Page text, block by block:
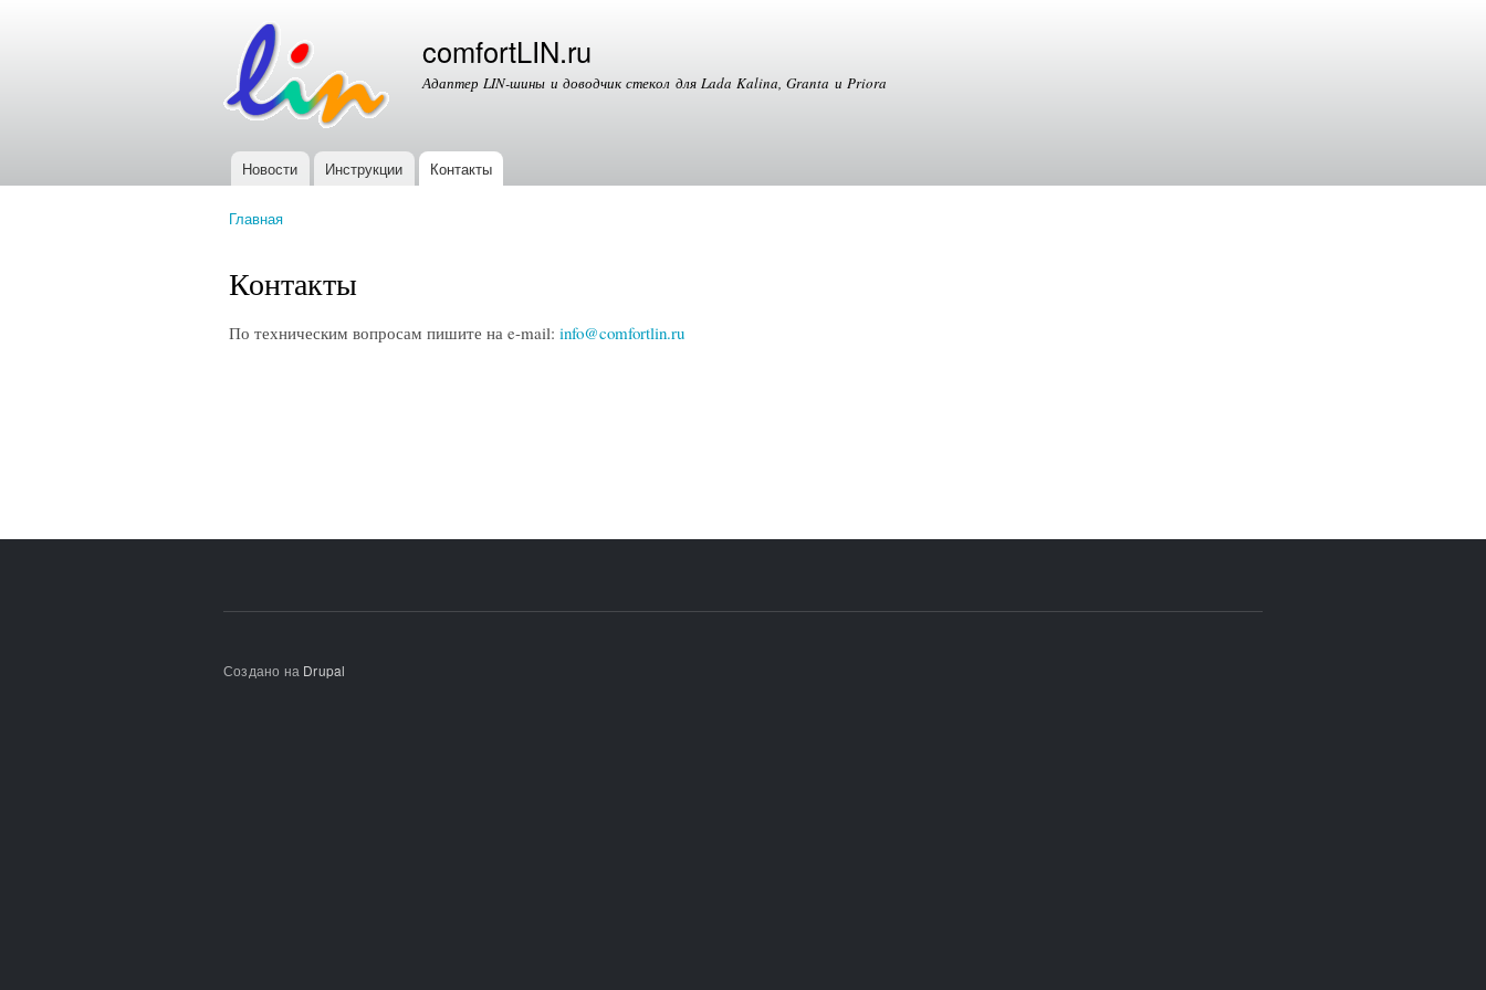
comfortLIN.ru
Адаптер LIN-шины и доводчик стекол для Lada Kalina, Granta и Priora
Главное меню
Новости Инструкции Контакты
Главная
Контакты
По техническим вопросам пишите на e-mail: info@comfortlin.ru
Создано на Drupal